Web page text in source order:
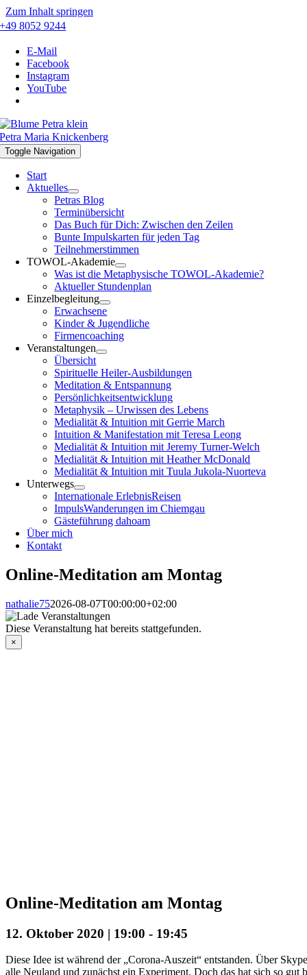
Zum Inhalt springen
+49 8052 9244
E-Mail
Facebook
Instagram
YouTube
Petra Maria Knickenberg
Toggle Navigation
Start
Aktuelles
Petras Blog
Terminübersicht
Das Buch für Dich: Zwischen den Zeilen
Bunte Impulskarten für jeden Tag
Teilnehmerstimmen
TOWOL-Akademie
Was ist die Metaphysische TOWOL-Akademie?
Aktueller Stundenplan
Einzelbegleitung
Erwachsene
Kinder & Jugendliche
Firmencoaching
Veranstaltungen
Übersicht
Spirituelle Heiler-Ausbildungen
Meditation & Entspannung
Persönlichkeitsentwicklung
Metaphysik – Urwissen des Lebens
Medialität & Intuition mit Gerrie March
Intuition & Manifestation mit Teresa Leong
Medialität & Intuition mit Jeremy Turner-Welch
Medialität & Intuition mit Heather McDonald
Medialität & Intuition mit Tuula Jukola-Nuorteva
Unterwegs
Internationale ErlebnisReisen
ImpulsWanderungen im Chiemgau
Gästeführung dahoam
Über mich
Kontakt
Online-Meditation am Montag
nathalie752026-08-07T00:00:00+02:00
Diese Veranstaltung hat bereits stattgefunden.
×
Online-Meditation am Montag
12. Oktober 2020 | 19:00 - 19:45
Diese Idee ist während der „Corona-Auszeit“ entstanden. Über
alle Neuland und zunächst ein Experiment. Doch das hat sich so gut